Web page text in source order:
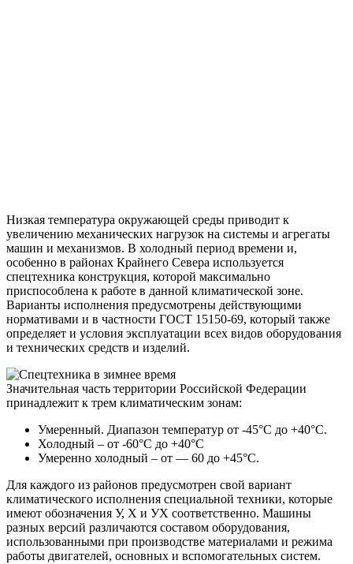
Низкая температура окружающей среды приводит к
увеличению механических нагрузок на системы и агрегаты
машин и механизмов. В холодный период времени и,
особенно в районах Крайнего Севера используется
спецтехника конструкция, которой максимально
приспособлена к работе в данной климатической зоне.
Варианты исполнения предусмотрены действующими
нормативами и в частности ГОСТ 15150-69, который также
определяет и условия эксплуатации всех видов оборудования
и технических средств и изделий.
Значительная часть территории Российской Федерации
принадлежит к трем климатическим зонам:
Умеренный. Диапазон температур от -45°C до +40°C.
Холодный – от -60°C до +40°C
Умеренно холодный – от — 60 до +45°C.
Для каждого из районов предусмотрен свой вариант
климатического исполнения специальной техники, которые
имеют обозначения У, Х и УХ соответственно. Машины
разных версий различаются составом оборудования,
использованными при производстве материалами и режима
работы двигателей, основных и вспомогательных систем.